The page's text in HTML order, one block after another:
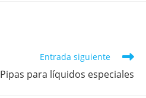
Entrada siguiente
Pipas para líquidos especiales